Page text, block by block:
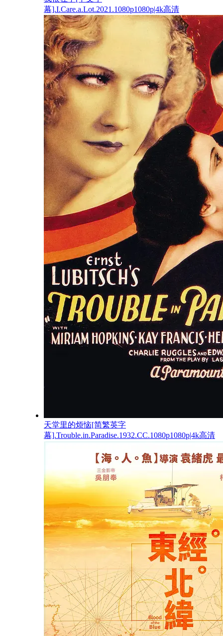
幕].I.Care.a.Lot.2021.1080p1080p|4k高清
天堂里的烦恼[简繁英字
幕].Trouble.in.Paradise.1932.CC.1080p1080p|4k高清